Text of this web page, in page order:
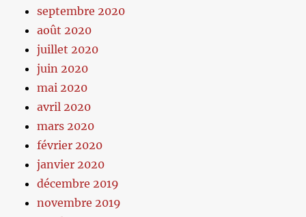
septembre 2020
août 2020
juillet 2020
juin 2020
mai 2020
avril 2020
mars 2020
février 2020
janvier 2020
décembre 2019
novembre 2019